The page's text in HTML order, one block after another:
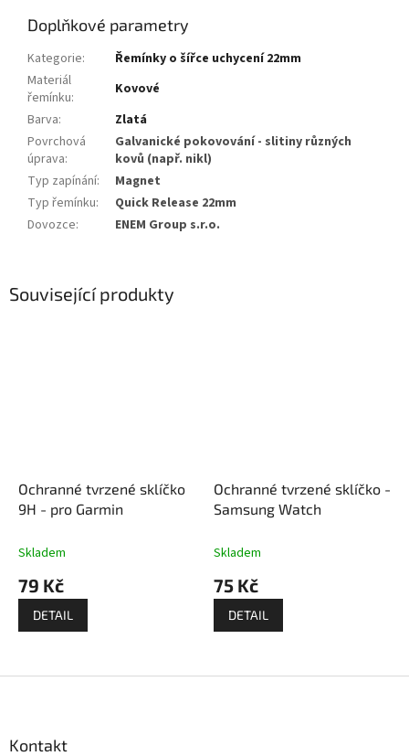
Související produkty
Ochranné tvrzené sklíčko
9H - pro Garmin
Skladem
79 Kč
DETAIL
Ochranné tvrzené sklíčko -
Samsung Watch
Skladem
75 Kč
DETAIL
Doplňkové parametry
Kategorie:
Řemínky o šířce uchycení 22mm
Materiál
řemínku:
Kovové
Barva:
Zlatá
Povrchová
úprava:
Galvanické pokovování - slitiny různých
kovů (např. nikl)
Typ zapínání:
Magnet
Typ řemínku:
Quick Release 22mm
Dovozce: ENEM Group s.r.o.
Kontakt